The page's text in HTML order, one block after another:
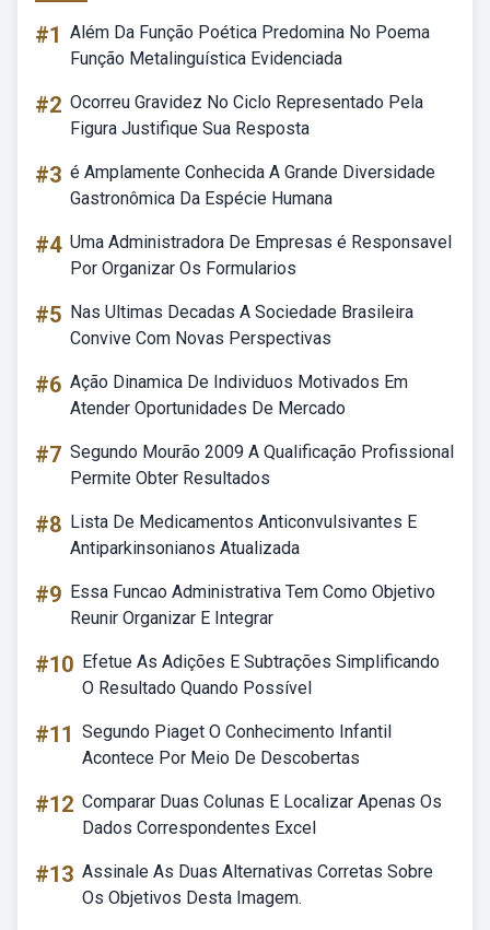
#1 Além Da Função Poética Predomina No Poema
Função Metalinguística Evidenciada
#2 Ocorreu Gravidez No Ciclo Representado Pela
Figura Justifique Sua Resposta
#3 é Amplamente Conhecida A Grande Diversidade
Gastronômica Da Espécie Humana
#4 Uma Administradora De Empresas é Responsavel
Por Organizar Os Formularios
#5 Nas Ultimas Decadas A Sociedade Brasileira
Convive Com Novas Perspectivas
#6 Ação Dinamica De Individuos Motivados Em
Atender Oportunidades De Mercado
#7 Segundo Mourão 2009 A Qualificação Profissional
Permite Obter Resultados
#8 Lista De Medicamentos Anticonvulsivantes E
Antiparkinsonianos Atualizada
#9 Essa Funcao Administrativa Tem Como Objetivo
Reunir Organizar E Integrar
#10 Efetue As Adições E Subtrações Simplificando
O Resultado Quando Possível
#11 Segundo Piaget O Conhecimento Infantil
Acontece Por Meio De Descobertas
#12 Comparar Duas Colunas E Localizar Apenas Os
Dados Correspondentes Excel
#13 Assinale As Duas Alternativas Corretas Sobre
Os Objetivos Desta Imagem.